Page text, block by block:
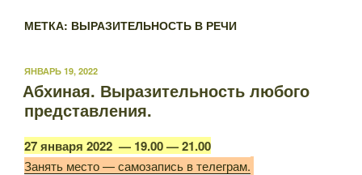
МЕТКА: ВЫРАЗИТЕЛЬНОСТЬ В РЕЧИ
ОПУБЛИКОВАНО
ЯНВАРЬ 19, 2022
Абхиная. Выразительность любого
представления.
27 января 2022 — 19.00 — 21.00
Занять место — самозапись в телеграм.